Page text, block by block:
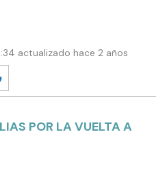
actualizado hace 2 años
POR LA VUELTA A